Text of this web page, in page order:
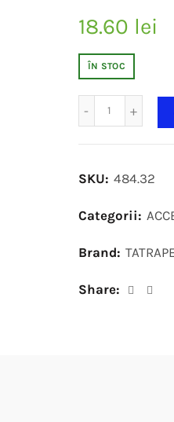
18.60 lei
ÎN STOC
SKU: 484.32
Categorii:
Brand:
Share